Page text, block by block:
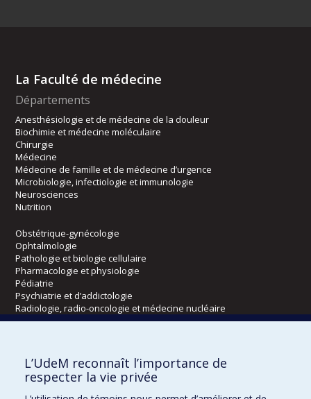
La Faculté de médecine
Départements
Anesthésiologie et de médecine de la douleur
Biochimie et médecine moléculaire
Chirurgie
Médecine
Médecine de famille et de médecine d’urgence
Microbiologie, infectiologie et immunologie
Neurosciences
Nutrition
Obstétrique-gynécologie
Ophtalmologie
Pathologie et biologie cellulaire
Pharmacologie et physiologie
Pédiatrie
Psychiatrie et d’addictologie
Radiologie, radio-oncologie et médecine nucléaire
Écoles
Kinésiologie et des sciences de l’activité physique
Orthophonie et audiologie
L’UdeM reconnaît l’importance de
respecter la vie privée